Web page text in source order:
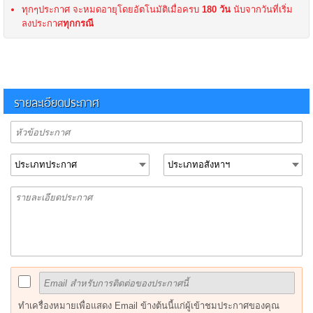
ทุกๆประกาศ จะหมดอายุโดยอัตโนมัติเมื่อครบ 180 วัน นับจากวันที่เริ่ม
ลงประกาศทุกกรณี
รายละเอียดประกาศ
ทำเครื่องหมายเพื่อแสดง Email ข้างต้นนี้แก่ผู้เข้าชมประกาศของคุณ